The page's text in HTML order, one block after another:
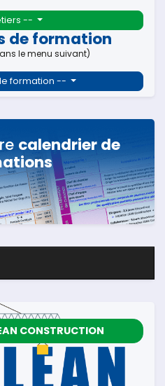
--
de formation
le menu suivant)
formation --
calendrier de
CONSTRUCTION